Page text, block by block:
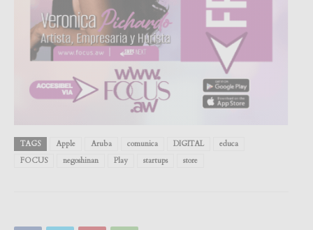
TAGS Apple Aruba comunica DIGITAL
educa
FOCUS
negoshinan Play startups store